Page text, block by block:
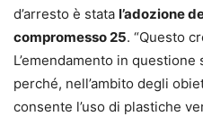
d’arresto è stata l’adozione
compromesso 25. “Questo
L’emendamento in
perché, nell’ambito degli
consente l’uso di plastiche